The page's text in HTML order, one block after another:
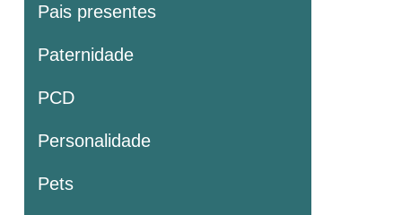
Pais presentes
Paternidade
PCD
Personalidade
Pets